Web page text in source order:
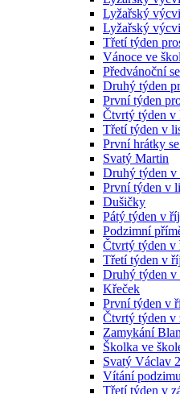
Lyžařský
Lyžařský
Třetí týden
Vánoce ve
Předvánoční
Druhý týden
První týden
Čtvrtý týden v
Třetí týden v
První hrátky
Svatý Martin
Druhý týden v
První týden v
Dušičky
Pátý týden v
Podzimní
Čtvrtý týden v
Třetí týden v
Druhý týden v
Křeček
První týden v
Čtvrtý týden v
Zamykání
Školka ve
Svatý Václav
Vítání
Třetí týden v